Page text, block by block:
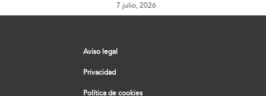
7 julio, 2026
Aviso legal
Privacidad
Política de cookies